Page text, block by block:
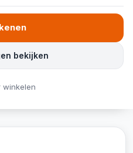
bekijken
winkelen